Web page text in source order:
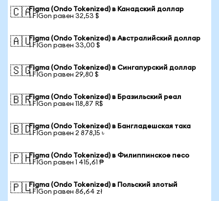
🇨🇦Figma (Ondo Tokenized) в Канадский доллар
1 FIGon равен 32,53 $
🇦🇺Figma (Ondo Tokenized) в Австралийский доллар
1 FIGon равен 33,00 $
🇸🇬Figma (Ondo Tokenized) в Сингапурский доллар
1 FIGon равен 29,80 $
🇧🇷Figma (Ondo Tokenized) в Бразильский реал
1 FIGon равен 118,87 R$
🇧🇩Figma (Ondo Tokenized) в Бангладешская така
1 FIGon равен 2 878,15 ৳
🇵🇭Figma (Ondo Tokenized) в Филиппинское песо
1 FIGon равен 1 415,61 ₱
🇵🇱Figma (Ondo Tokenized) в Польский злотый
1 FIGon равен 86,64 zł